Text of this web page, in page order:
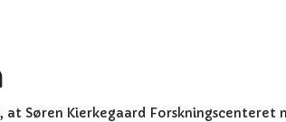
Søren Kierkegaard Forskningscenteret